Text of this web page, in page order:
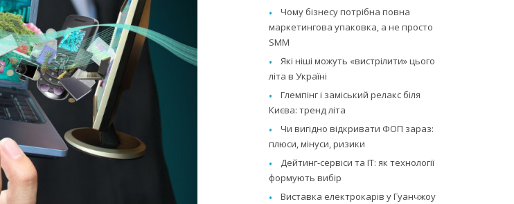
Чому бізнесу потрібна повна
маркетингова упаковка, а не просто
SMM
Які ніші можуть «вистрілити» цього
літа в Україні
Глемпінг і заміський релакс біля
Києва: тренд літа
Чи вигідно відкривати ФОП зараз:
плюси, мінуси, ризики
Дейтинг-сервіси та IT: як технології
формують вибір
Виставка електрокарів у Гуанчжоу